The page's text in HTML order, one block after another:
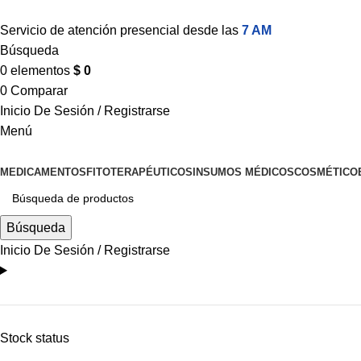
Servicio de atención presencial desde las 7 AM
Búsqueda
0 elementos $ 0
0 Comparar
Inicio De Sesión / Registrarse
Menú
MEDICAMENTOS FITOTERAPÉUTICOS INSUMOS MÉDICOSCOSMÉTICO
Búsqueda
Inicio De Sesión / Registrarse
Stock status